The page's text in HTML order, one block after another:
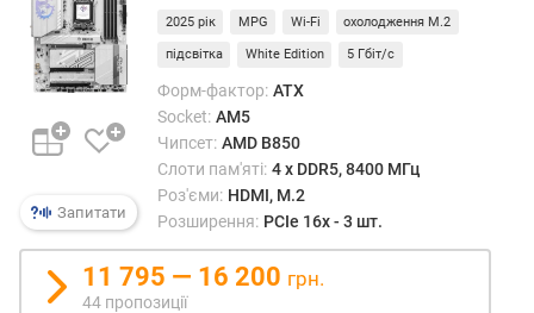
р
с
і
я
н
т
р
ф
й
Запитати
2025 рік MPG Wi-Fi охолодження M.2
підсвітка White Edition 5 Гбіт/с
Форм-фактор: ATX
Socket: AM5
Чипсет: AMD B850
Слоти пам'яті: 4 х DDR5, 8400 МГц
Роз'єми: HDMI, M.2
Розширення: PCIe 16x - 3 шт.
11 795 — 16 200 грн.
44 пропозиції